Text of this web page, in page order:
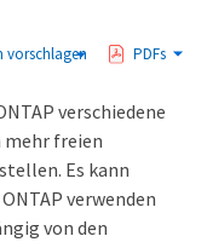
vorschlagen PDFs
verschiedene
mehr freien
Es kann
verwenden
von den